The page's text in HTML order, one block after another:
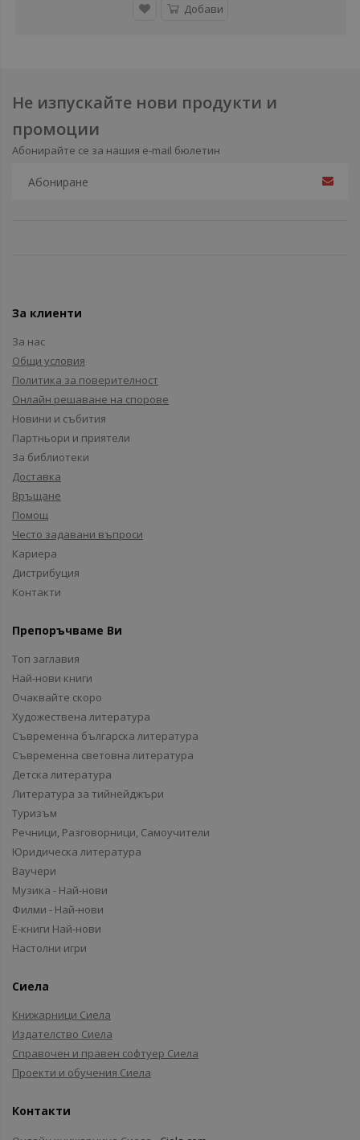
Добави
Не изпускайте нови продукти и
промоции
Абонирайте се за нашия e-mail бюлетин
За клиенти
За нас
Общи условия
Политика за поверителност
Онлайн решаване на спорове
Новини и събития
Партньори и приятели
За библиотеки
Доставка
Връщане
Помощ
Често задавани въпроси
Кариера
Дистрибуция
Контакти
Препоръчваме Ви
Топ заглавия
Най-нови книги
Очаквайте скоро
Художествена литература
Съвременна българска литература
Съвременна световна литература
Детска литература
Литература за тийнейджъри
Туризъм
Речници, Разговорници, Самоучители
Юридическа литература
Ваучери
Музика - Най-нови
Филми - Най-нови
Е-книги Най-нови
Настолни игри
Сиела
Книжарници Сиела
Издателство Сиела
Справочен и правен софтуер Сиела
Проекти и обучения Сиела
Контакти